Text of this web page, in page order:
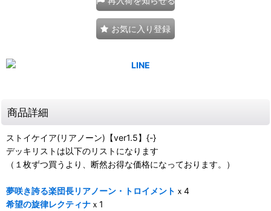
お気に入り登録
商品詳細
ストイケイア(リアノーン)【ver1.5】{-}
デッキリストは以下のリストになります
（１枚ずつ買うより、断然お得な価格になっております。）
夢咲き誇る楽団長リアノーン・トロイメント ｘ4
希望の旋律レクティナ ｘ1